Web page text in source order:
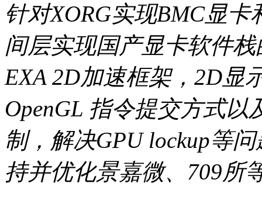
针对XORG实现BMC显
间层实现国产显卡软件
EXA 2D加速框架，2D显
OpenGL 指令提交方式
制，解决GPU lockup等
持并优化景嘉微、709所